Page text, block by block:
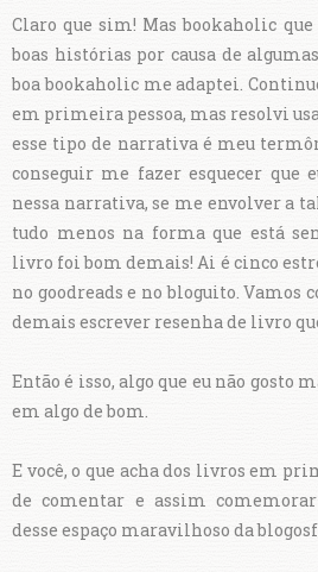
Claro que sim! Mas bookaholic
boas histórias por causa de
boa bookaholic me adaptei.
em primeira pessoa, mas resolvi
esse tipo de narrativa é meu
conseguir me fazer esquecer que
nessa narrativa, se me envolver a
tudo menos na forma que está
livro foi bom demais! Ai é cinco
no goodreads e no bloguito. Vamos
demais escrever resenha de livro
Então é isso, algo que eu não gosto
em algo de bom.
E você, o que acha dos livros em
de comentar e assim
desse espaço maravilhoso da